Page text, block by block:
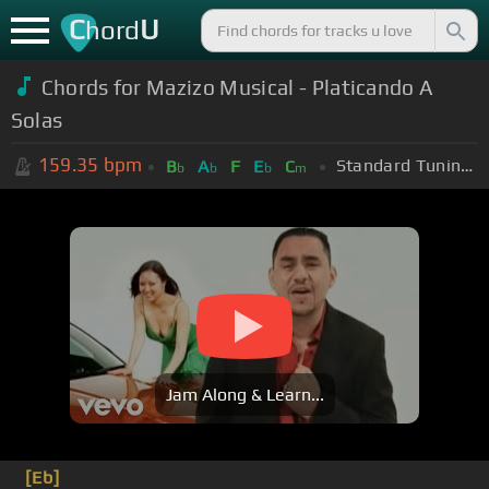
ChordU
Chords for Mazizo Musical - Platicando A
Solas
159.35 bpm Bb Ab F Eb Cm Standard Tuning (EADGBE)
Jam Along & Learn...
[Eb]